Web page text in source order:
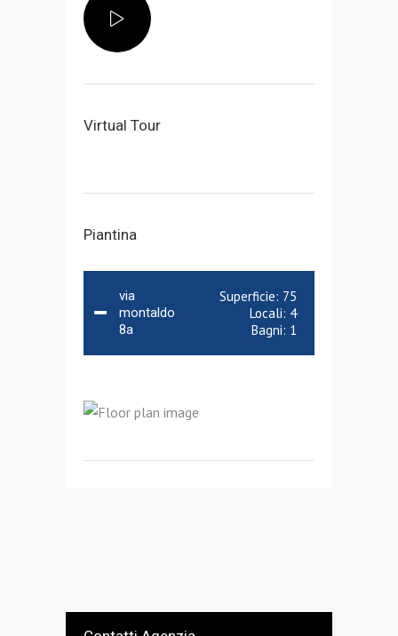
Virtual Tour
Piantina
via
montaldo
8a
Superficie: 75
Locali: 4
Bagni: 1